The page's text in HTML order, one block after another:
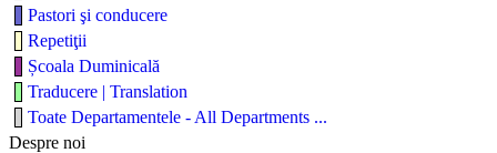
Pastori şi conducere
Repetiţii
Școala Duminicală
Traducere | Translation
Toate Departamentele - All Departments ...
Despre noi